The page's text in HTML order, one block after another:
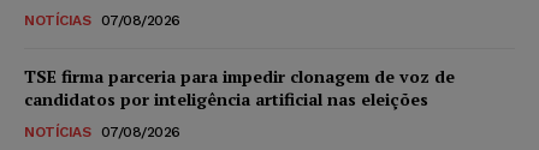
NOTÍCIAS 07/08/2026
TSE firma parceria para impedir clonagem de voz de
candidatos por inteligência artificial nas eleições
NOTÍCIAS 07/08/2026